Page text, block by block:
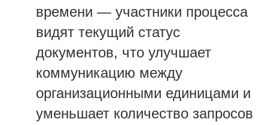
времени — участники процесса
видят текущий статус
документов, что улучшает
коммуникацию между
организационными единицами и
уменьшает количество запросов